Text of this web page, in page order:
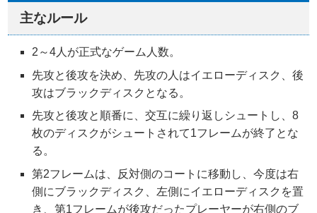
主なルール
2～4人が正式なゲーム人数。
先攻と後攻を決め、先攻の人はイエローディスク、後
攻はブラックディスクとなる。
先攻と後攻と順番に、交互に繰り返しシュートし、8
枚のディスクがシュートされて1フレームが終了とな
る。
第2フレームは、反対側のコートに移動し、今度は右
側にブラックディスク、左側にイエローディスクを置
き、第1フレームが後攻だったプレーヤーが右側のブ